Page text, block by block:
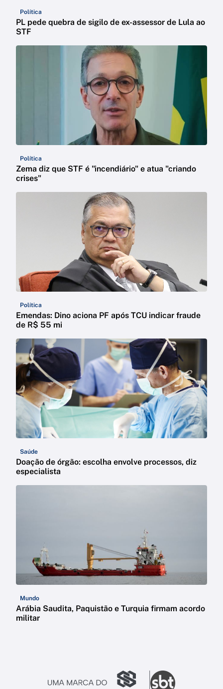
Política
PL pede quebra de sigilo de ex-assessor de Lula ao
STF
Política
Zema diz que STF é "incendiário" e atua "criando
crises"
Política
Emendas: Dino aciona PF após TCU indicar fraude
de R$ 55 mi
Saúde
Doação de órgão: escolha envolve processos, diz
especialista
Mundo
Arábia Saudita, Paquistão e Turquia firmam acordo
militar